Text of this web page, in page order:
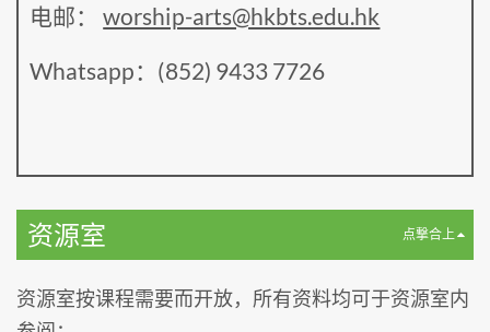
电邮：worship-arts@hkbts.edu.hk
Whatsapp：(852) 9433 7726
资源室 点撃合上
资源室按课程需要而开放，所有资料均可于资源室内